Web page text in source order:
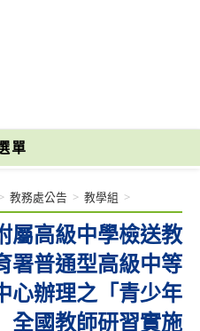
單
屬高級中學檢送教
署普通型高級中等
心辦理之「青少年
全國教師研習實施
> 教務處公告 > 教學組 >